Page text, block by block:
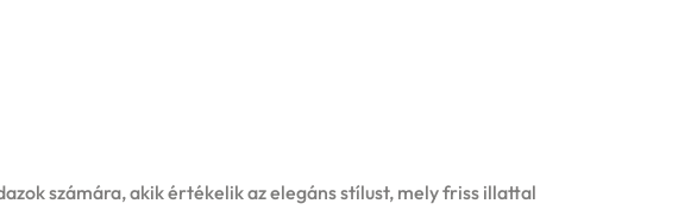
számára, akik értékelik az elegáns stílust, mely friss illattal